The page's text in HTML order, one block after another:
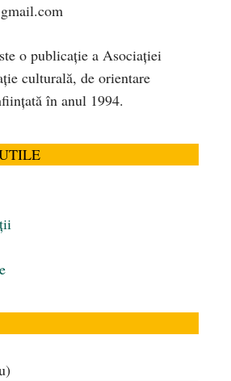
o publicaţie a Asociaţiei
culturală, de orientare
în anul 1994.